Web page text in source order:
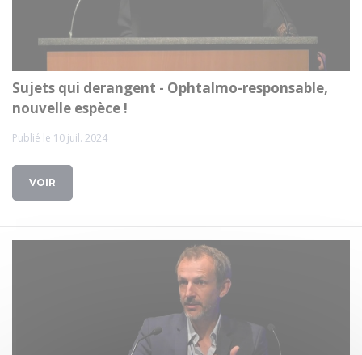
Sujets qui derangent - Ophtalmo-responsable,
nouvelle espèce !
Publié le 10 juil. 2024
VOIR